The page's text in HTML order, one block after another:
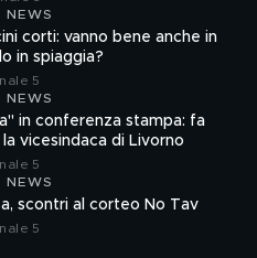
NEWS
corti: vanno bene anche in
in spiaggia?
5
NEWS
in conferenza stampa: fa
vicesindaca di Livorno
5
NEWS
scontri al corteo No Tav
5